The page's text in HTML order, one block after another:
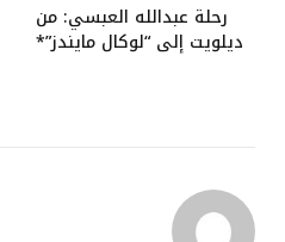
رحلة عبدالله العبسي: من
ديلويت إلى “لوكال مايندز”*